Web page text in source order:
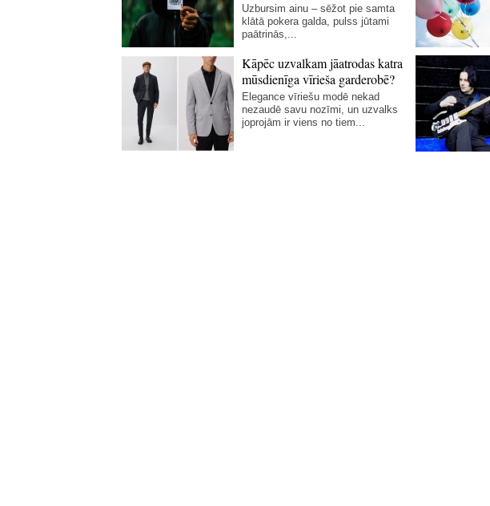
Uzbursim ainu – sēžot pie samta
klātā pokera galda, pulss jūtami
paātrinās,...
Kāpēc uzvalkam jāatrodas katra
mūsdienīga vīrieša garderobē?
Elegance vīriešu modē nekad
nezaudē savu nozīmi, un uzvalks
joprojām ir viens no tiem...